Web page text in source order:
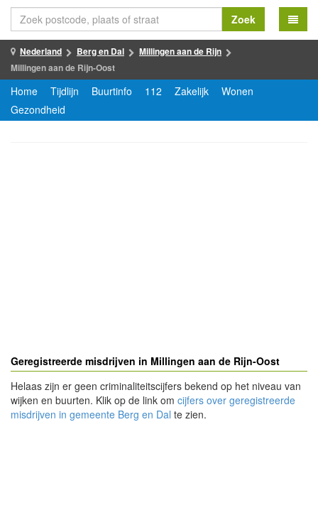
Zoek
Nederland Berg en Dal
Millingen aan de Rijn
Millingen aan de Rijn-Oost
Home Tijdlijn Buurtinfo 112 Zakelijk
Wonen
Gezondheid
Geregistreerde misdrijven in Millingen aan de Rijn-Oost
Helaas zijn er geen criminaliteitscijfers bekend op het niveau van
wijken en buurten. Klik op de link om cijfers over geregistreerde
misdrijven in gemeente Berg en Dal te zien.